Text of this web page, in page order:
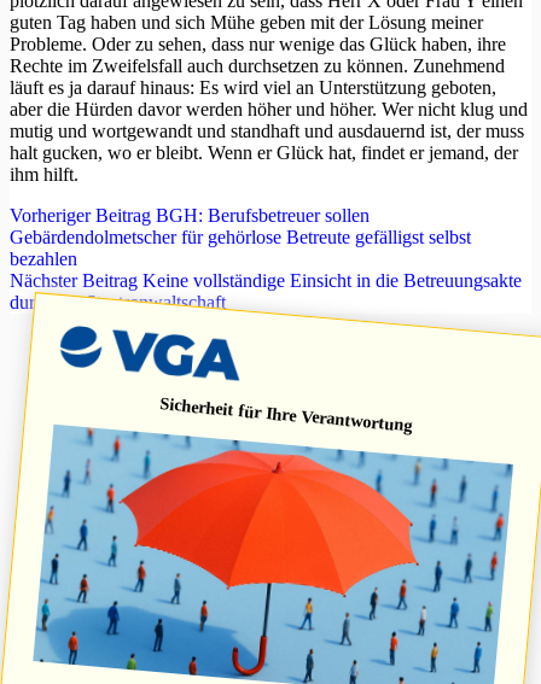
guten Tag haben und sich Mühe geben mit der Lösung meiner
Probleme. Oder zu sehen, dass nur wenige das Glück haben, ihre
Rechte im Zweifelsfall auch durchsetzen zu können. Zunehmend
läuft es ja darauf hinaus: Es wird viel an Unterstützung geboten,
aber die Hürden davor werden höher und höher. Wer nicht klug und
mutig und wortgewandt und standhaft und ausdauernd ist, der muss
halt gucken, wo er bleibt. Wenn er Glück hat, findet er jemand, der
ihm hilft.
VorherigerBeitrag BGH: Berufsbetreuer sollen
Gebärdendolmetscher für gehörlose Betreute gefälligst selbst
bezahlen
NächsterBeitrag Keine vollständige Einsicht in die Betreuungsakte
durch die Staatsanwaltschaft
Sicherheit für Ihre Verantwortung